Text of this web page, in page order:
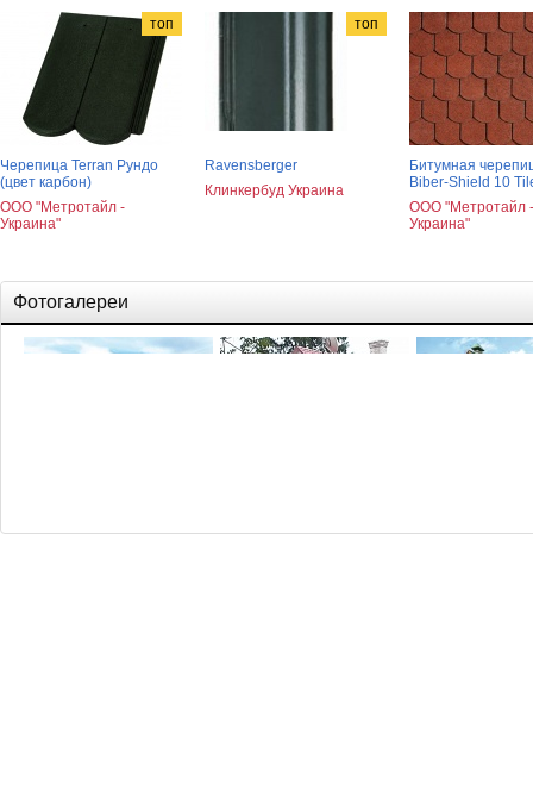
топ
Черепица Terran Рундо
(цвет карбон)
ООО "Метротайл -
Украина"
топ
Ravensberger
Клинкербуд Украина
Битумная
Biber-Shield 10
ООО "Метротайл -
Украина"
Фотогалереи